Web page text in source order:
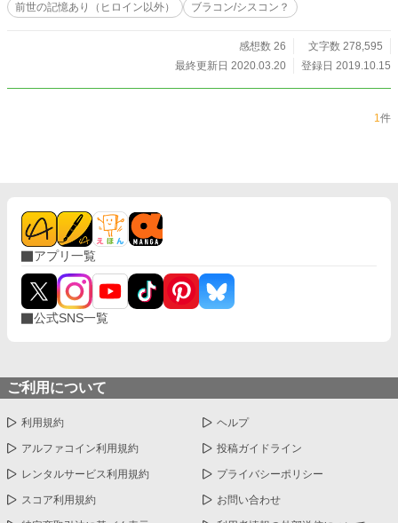
前世の記憶あり（ヒロイン以外）
ブラコン/シスコン？
感想数 26
文字数 278,595
最終更新日 2020.03.20
登録日 2019.10.15
1件
アプリ一覧
公式SNS一覧
ご利用について
利用規約 ヘルプ
アルファコイン利用規約 投稿ガイドライン
レンタルサービス利用規約 プライバシーポリシー
スコア利用規約 お問い合わせ